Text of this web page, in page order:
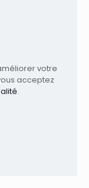
pour
votre
acceptez
.